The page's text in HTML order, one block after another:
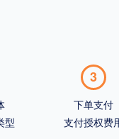
型
3
下单支付
支付授权费